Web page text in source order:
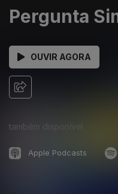
Pergunta
OUVIR AGORA
também disponível
Apple Podcasts